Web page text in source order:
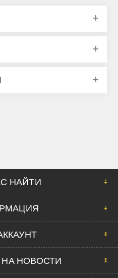
НАЙТИ
НОВОСТИ